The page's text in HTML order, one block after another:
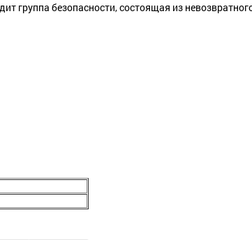
группа безопасности, состоящая из